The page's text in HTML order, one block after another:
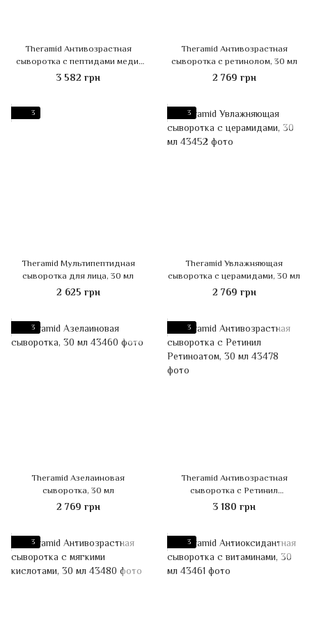
Theramid Антивозрастная
сыворотка с пептидами меди,
30 мл
3 582 грн
Theramid Антивозрастная
сыворотка с ретинолом, 30 мл
2 769 грн
3
Theramid Мультипептидная
сыворотка для лица, 30 мл
2 625 грн
3
Theramid Увлажняющая
сыворотка с церамидами, 30 мл
2 769 грн
3
Theramid Азелаиновая
сыворотка, 30 мл
2 769 грн
3
Theramid Антивозрастная
сыворотка с Ретинил
Ретиноатом, 30 мл
3 180 грн
3 3